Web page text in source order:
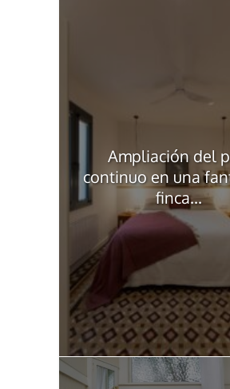
Ampliación del
continuo en una
finca...